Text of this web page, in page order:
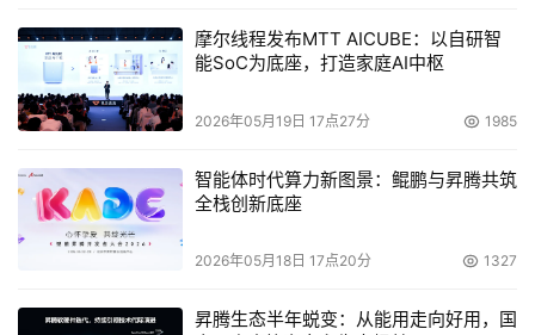
3、应用效果(数据整合度、流程完整性、效率提升、销售提
升、客户满意度、客户忠诚度)评估。
提供商需要根据客户的应用评估结果要给出一定的整改意
业往往从表征上讲最典型的特征就是成立时间不长信息不完
备。比如，对客户信息甚至没有管理，仅仅对订单进行了管
理;对客户信息有管理，但是仅限于联系信息等。
应用CRM一段时间后，企业已经有了一定的数据基础和积
摩尔线程发布MTT AICUBE：以自研智
能SoC为底座，打造家庭AI中枢
2026年05月19日 17点27分 1985
智能体时代算力新图景：鲲鹏与昇腾共筑
全栈创新底座
2026年05月18日 17点20分 1327
昇腾生态半年蜕变：从能用走向好用，国